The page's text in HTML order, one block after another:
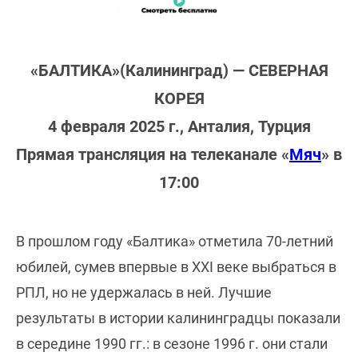
«БАЛТИКА»(Калининград) — СЕВЕРНАЯ
КОРЕЯ
4 февраля 2025 г., Анталия, Турция
Прямая трансляция на телеканале «Мяч» в
17:00
В прошлом году «Балтика» отметила 70-летний
юбилей, сумев впервые в XXI веке выбраться в
РПЛ, но не удержалась в ней. Лучшие
результаты в истории калининградцы показали
в середине 1990 гг.: в сезоне 1996 г. они стали